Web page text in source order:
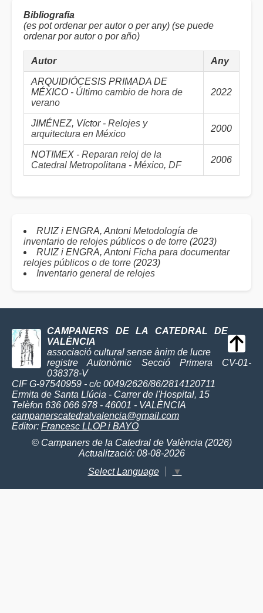
Bibliografia
(es pot ordenar per autor o per any) (se puede
ordenar por autor o por año)
Autor Any
ARQUIDIÓCESIS PRIMADA DE
MÉXICO - Último cambio de hora de
verano
2022
JIMÉNEZ, Víctor - Relojes y
arquitectura en México
2000
NOTIMEX - Reparan reloj de la
Catedral Metropolitana - México, DF
2006
RUIZ i ENGRA, Antoni Metodología de
inventario de relojes públicos o de torre (2023)
RUIZ i ENGRA, Antoni Ficha para documentar
relojes públicos o de torre (2023)
Inventario general de relojes
CAMPANERS DE LA CATEDRAL DE
VALÈNCIA
associació cultural sense ànim de lucre
registre Autonòmic Secció Primera CV-01-
038378-V
CIF G-97540959 - c/c 0049/2626/86/2814120711
Ermita de Santa Llúcia - Carrer de l'Hospital, 15
Telèfon 636 066 978 - 46001 - VALÈNCIA
campanerscatedralvalencia@gmail.com
Editor: Francesc LLOP i BAYO
© Campaners de la Catedral de València (2026)
Actualització: 08-08-2026
Select Language
▼